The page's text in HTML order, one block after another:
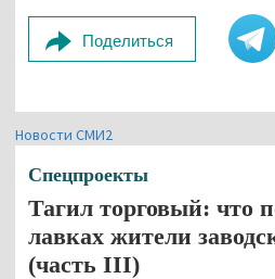
Поделиться
Новости СМИ2
Спецпроекты
Тагил торговый: что
лавках жители
(часть III)